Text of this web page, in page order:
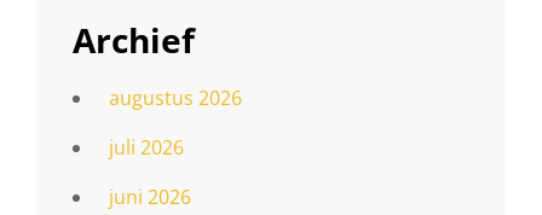
Archief
augustus 2026
juli 2026
juni 2026